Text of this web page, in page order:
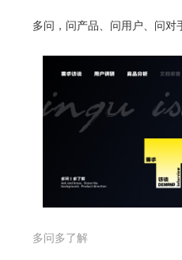
多问，问产品、问用户、问对
多问多了解